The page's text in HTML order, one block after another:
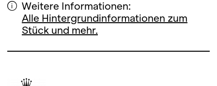
Weitere Informationen:
Alle Hintergrundinformationen zum
Stück und mehr.